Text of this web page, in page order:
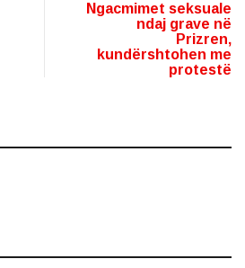
Ngacmimet seksuale
ndaj grave në
Prizren,
kundërshtohen me
protestë